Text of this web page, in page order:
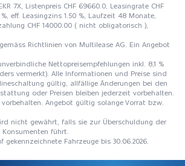
7X, Listenpreis CHF 69660.0, Leasingrate CHF
eff. Leasingzins 1.50 %, Laufzeit 48 Monate,
CHF 14000.00 ( nicht obligatorisch ),
Richtlinien von Multilease AG. Ein Angebot
Nettopreisempfehlungen inkl. 8,1 %
vermerkt). Alle Informationen und Preise sind
gültig, allfällige Änderungen bei den
oder Preisen bleiben jederzeit vorbehalten.
Angebot gültig solange Vorrat bzw.
nicht gewährt, falls sie zur Überschuldung der
führt.
Fahrzeuge bis 30.06.2026.